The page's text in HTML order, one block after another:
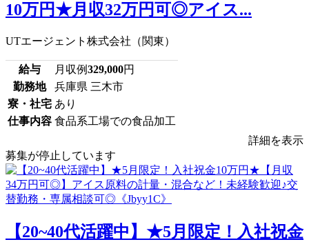
10万円★月収32万円可◎アイス...
UTエージェント株式会社（関東）
給与 月収例329,000円
勤務地
兵庫県 三木市
寮・社宅 あり
仕事内容 食品系工場での食品加工
詳細を表示
募集が停止しています
【20~40代活躍中】★5月限定！入社祝金